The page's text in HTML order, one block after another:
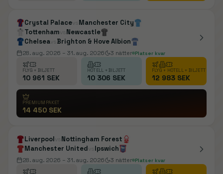
Crystal Palacevs Manchester City
Tottenham vs Newcastle
Chelseavs Brighton & Hove Albion
28. aug. 2026 – 31. aug. 2026 3 nätter Platser kvar
FLYG + BILJETT
10 961 SEK
HOTELL + BILJETT
10 306 SEK
FLYG + HOTELL + BILJETT
12 983 SEK
PREMIUMPAKET
14 450 SEK
Liverpool vs Nottingham Forest
Manchester United vs Ipswich
28. aug. 2026 – 31. aug. 2026 3 nätter Platser kvar